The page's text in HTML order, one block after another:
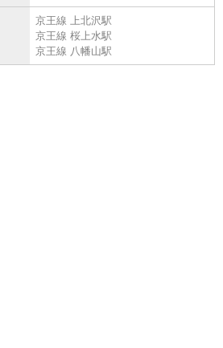
京王線 上北沢駅
京王線 桜上水駅
京王線 八幡山駅